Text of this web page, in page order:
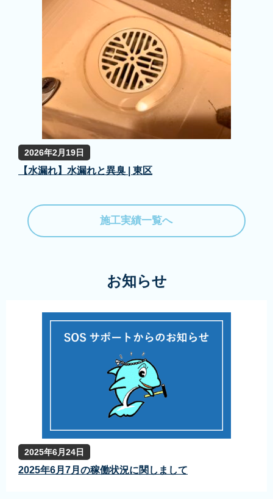
2026年2月19日
【水漏れ】水漏れと異臭 | 東区
施工実績一覧へ
お知らせ
2025年6月24日
2025年6月7月の稼働状況に関しまして